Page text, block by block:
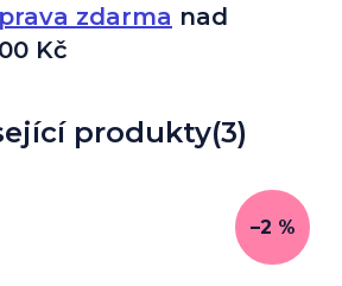
zdarma nad
Kč
produkty(3)
–2 %